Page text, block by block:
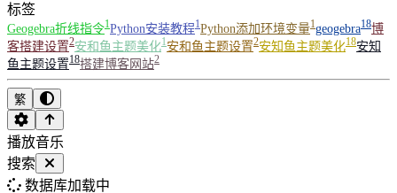
标签
Geogebra折线指令1Python安装教程1Python添加环境变量1geogebra18博
客搭建设置2安和鱼主题美化1安和鱼主题设置2安知鱼主题美化18安知
鱼主题设置18搭建博客网站2
繁
播放音乐
搜索
数据库加载中